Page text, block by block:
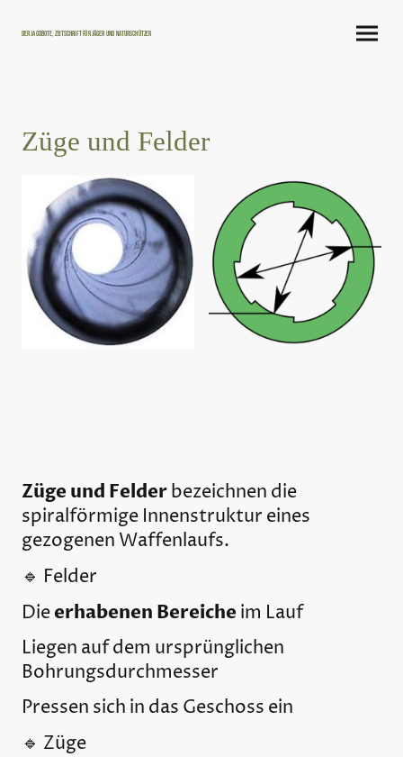
Der Jagdbote, Zeitschrift für Jäger und Naturschützer
Züge und Felder
Züge und Felderbezeichnen die
spiralförmige Innenstruktur eines
gezogenen Waffenlaufs.
🔹 Felder
Dieerhabenen Bereiche im Lauf
Liegen auf dem ursprünglichen
Bohrungsdurchmesser
Pressen sich in das Geschoss ein
🔹 Züge